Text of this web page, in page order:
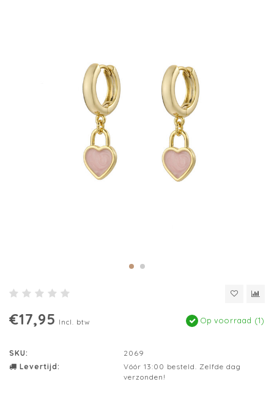
€17,95 Incl. btw Op voorraad (1)
SKU:
2069
Levertijd:
Vóór 13:00 besteld. Zelfde dag
verzonden!